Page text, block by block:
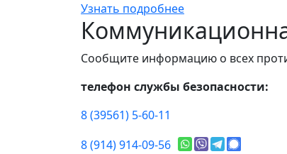
Узнать подробнее
Сообщите информацию о всех
телефон службы безопасности:
8 (39561) 5-60-11
8 (914) 914-09-56